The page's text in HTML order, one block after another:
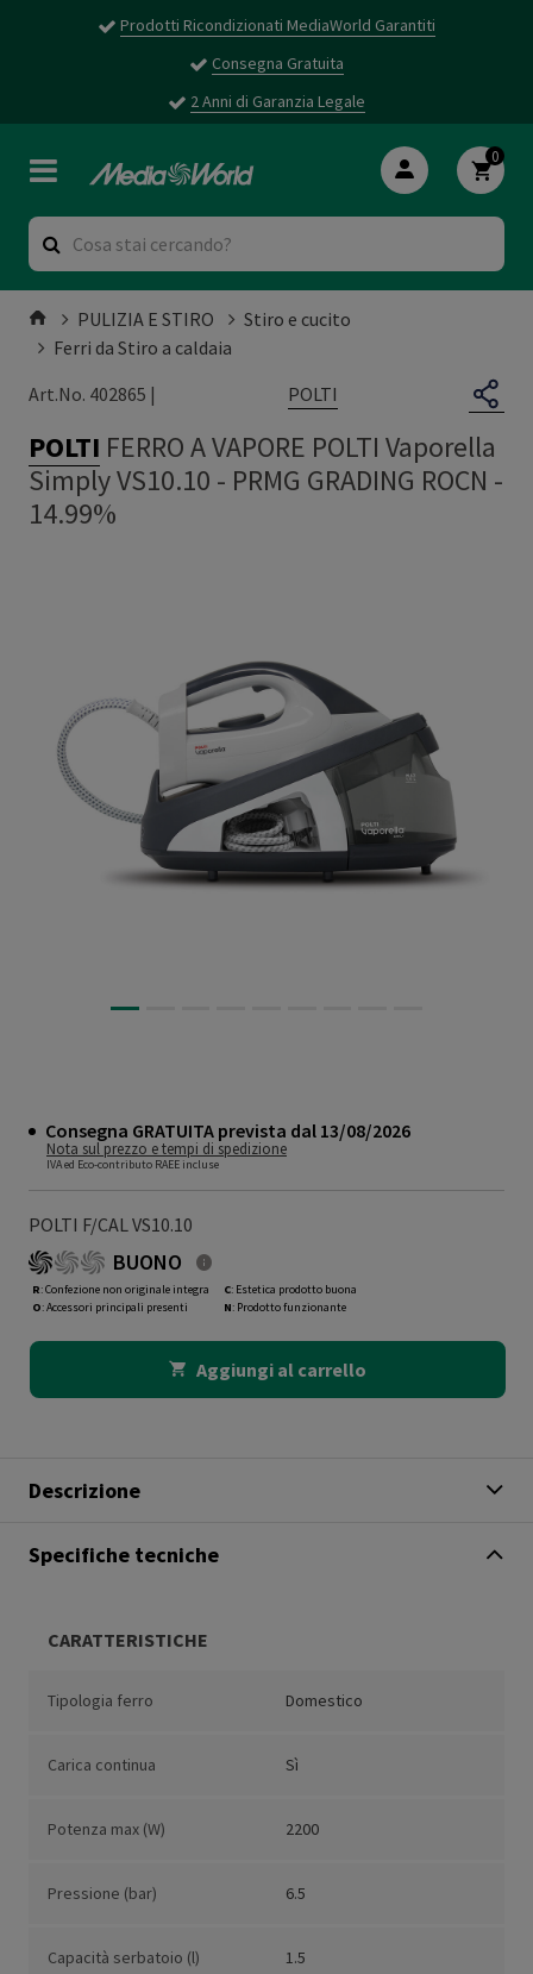
Prodotti Ricondizionati MediaWorld Garantiti
Consegna Gratuita
2 Anni di Garanzia Legale
0
PULIZIA E STIRO
Stiro e cucito
Ferri da Stiro a caldaia
Art.No. 402865 |
POLTI
POLTI FERRO A VAPORE POLTI Vaporella
Simply VS10.10 - PRMG GRADING ROCN -
14.99%
Consegna GRATUITA prevista dal 13/08/2026
Nota sul prezzo e tempi di spedizione
IVA ed Eco-contributo RAEE incluse
POLTI F/CAL VS10.10
BUONO
R: Confezione non originale integra
O: Accessori principali presenti
C: Estetica prodotto buona
N: Prodotto funzionante
Aggiungi al carrello
Descrizione
Specifiche tecniche
CARATTERISTICHE
Tipologia ferro Domestico
Carica continua Sì
Potenza max (W) 2200
Pressione (bar) 6.5
Capacità serbatoio (l) 1.5